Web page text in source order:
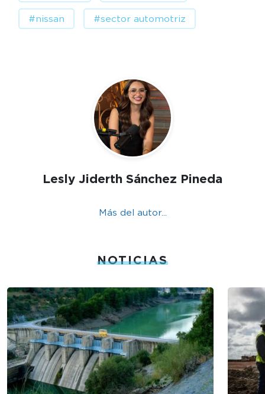
#nissan #sector automotriz
Lesly Jiderth Sánchez Pineda
Más del autor...
NOTICIAS